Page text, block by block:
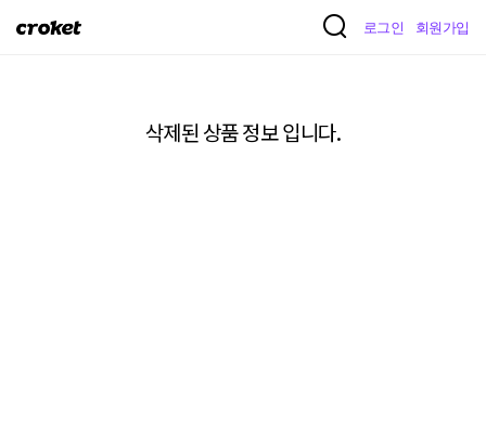
크
로그인 회원가입
삭제된 상품 정보 입니다.